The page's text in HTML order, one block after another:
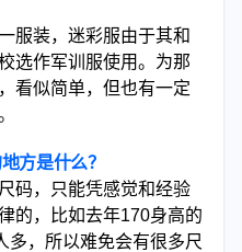
服装，迷彩服由于其和
选作军训服使用。为那
看似简单，但也有一定
方是什么？
码，只能凭感觉和经验
的，比如去年170身高的
多，所以难免会有很多尺